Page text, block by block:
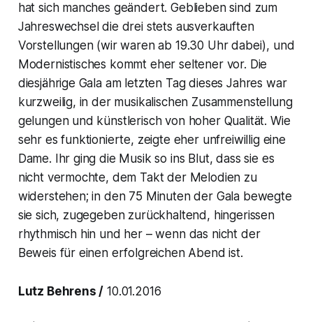
hat sich manches geändert. Geblieben sind zum
Jahreswechsel die drei stets ausverkauften
Vorstellungen (wir waren ab 19.30 Uhr dabei), und
Modernistisches kommt eher seltener vor. Die
diesjährige Gala am letzten Tag dieses Jahres war
kurzweilig, in der musikalischen Zusammenstellung
gelungen und künstlerisch von hoher Qualität. Wie
sehr es funktionierte, zeigte eher unfreiwillig eine
Dame. Ihr ging die Musik so ins Blut, dass sie es
nicht vermochte, dem Takt der Melodien zu
widerstehen; in den 75 Minuten der Gala bewegte
sie sich, zugegeben zurückhaltend, hingerissen
rhythmisch hin und her – wenn das nicht der
Beweis für einen erfolgreichen Abend ist.
Lutz Behrens / 10.01.2016